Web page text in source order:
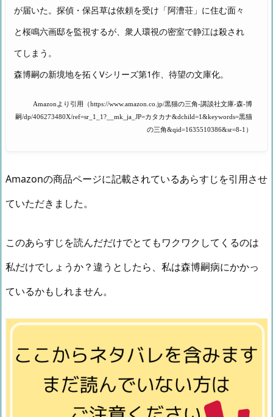
が届いた。探偵・保呂草は依頼を受け「阿漕荘」に住む面々
と桜鳴六画邸を監視するが、衆人環視の密室で静江は殺され
てしまう。
森博嗣の新境地を拓くVシリーズ第1作、待望の文庫化。
Amazonより引用（https://www.amazon.co.jp/黒猫の三角-講談社文庫-森-博
嗣/dp/406273480X/ref=sr_1_1?__mk_ja_JP=カタカナ&dchild=1&keywords=黒猫
の三角&qid=1635510386&sr=8-1）
Amazonの商品ページに記載されているあらすじを引用させ
ていただきました。
このあらすじを読んだだけでとてもワクワクしてくるのは
私だけでしょうか？違うとしたら、私は森博嗣病にかかっ
ているかもしれません。